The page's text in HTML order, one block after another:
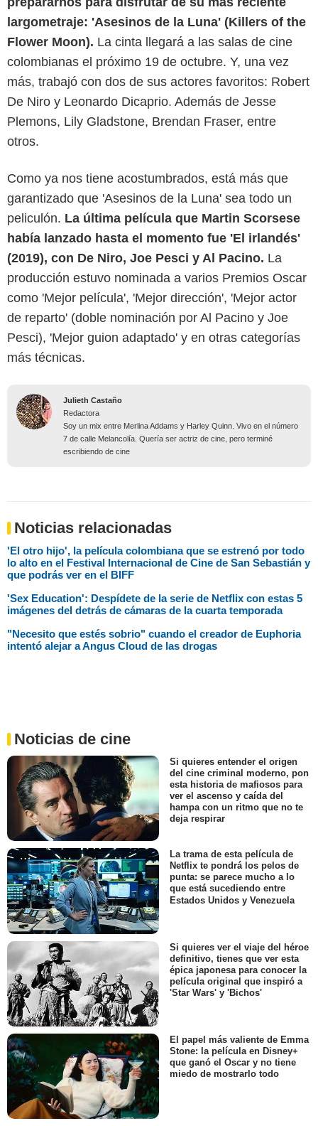
largometraje: 'Asesinos de la Luna' (Killers of the
Flower Moon). La cinta llegará a las salas de cine
colombianas el próximo 19 de octubre. Y, una vez
más, trabajó con dos de sus actores favoritos: Robert
De Niro y Leonardo Dicaprio. Además de Jesse
Plemons, Lily Gladstone, Brendan Fraser, entre
otros.
Como ya nos tiene acostumbrados, está más que
garantizado que 'Asesinos de la Luna' sea todo un
peliculón. La última película que Martin Scorsese
había lanzado hasta el momento fue 'El irlandés'
(2019), con De Niro, Joe Pesci y Al Pacino. La
producción estuvo nominada a varios Premios Oscar
como 'Mejor película', 'Mejor dirección', 'Mejor actor
de reparto' (doble nominación por Al Pacino y Joe
Pesci), 'Mejor guion adaptado' y en otras categorías
más técnicas.
Julieth Castaño
Redactora
Soy un mix entre Merlina Addams y Harley Quinn. Vivo en el número
7 de calle Melancolía. Quería ser actriz de cine, pero terminé
escribiendo de cine
Noticias relacionadas
'El otro hijo', la película colombiana que se estrenó por todo
lo alto en el Festival Internacional de Cine de San Sebastián y
que podrás ver en el BIFF
'Sex Education': Despídete de la serie de Netflix con estas 5
imágenes del detrás de cámaras de la cuarta temporada
"Necesito que estés sobrio" cuando el creador de Euphoria
intentó alejar a Angus Cloud de las drogas
Noticias de cine
Si quieres entender el origen
del cine criminal moderno, pon
esta historia de mafiosos para
ver el ascenso y caída del
hampa con un ritmo que no te
deja respirar
La trama de esta película de
Netflix te pondrá los pelos de
punta: se parece mucho a lo
que está sucediendo entre
Estados Unidos y Venezuela
Si quieres ver el viaje del héroe
definitivo, tienes que ver esta
épica japonesa para conocer la
película original que inspiró a
'Star Wars' y 'Bichos'
El papel más valiente de Emma
Stone: la película en Disney+
que ganó el Oscar y no tiene
miedo de mostrarlo todo